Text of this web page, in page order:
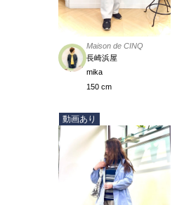
Maison de CINQ
長崎浜屋
mika
150 cm
動画あり